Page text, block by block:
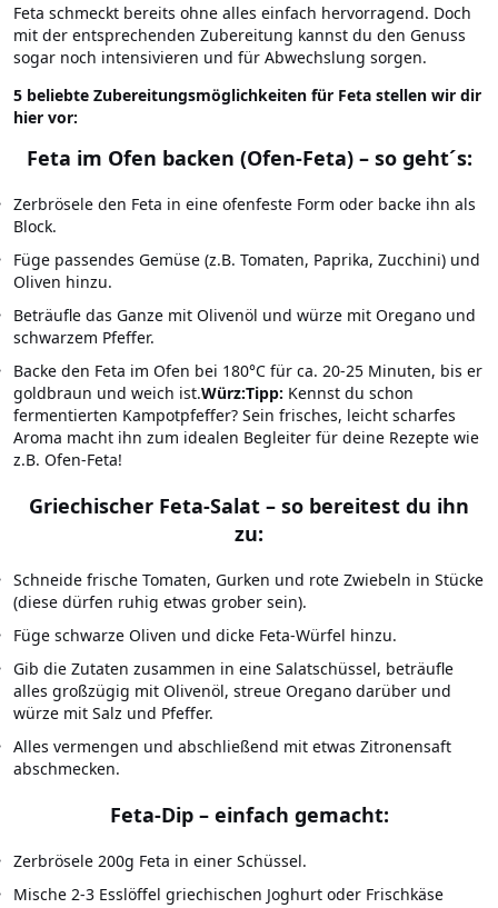
Feta schmeckt bereits ohne alles einfach hervorragend. Doch
mit der entsprechenden Zubereitung kannst du den Genuss
sogar noch intensivieren und für Abwechslung sorgen.
5 beliebte Zubereitungsmöglichkeiten für Feta stellen wir dir
hier vor:
Feta im Ofen backen (Ofen-Feta) – so geht´s:
Zerbrösele den Feta in eine ofenfeste Form oder backe ihn als
Block.
Füge passendes Gemüse (z.B. Tomaten, Paprika, Zucchini) und
Oliven hinzu.
Beträufle das Ganze mit Olivenöl und würze mit Oregano und
schwarzem Pfeffer.
Backe den Feta im Ofen bei 180°C für ca. 20-25 Minuten, bis er
goldbraun und weich ist.Würz:Tipp: Kennst du schon
fermentierten Kampotpfeffer? Sein frisches, leicht scharfes
Aroma macht ihn zum idealen Begleiter für deine Rezepte wie
z.B. Ofen-Feta!
Griechischer Feta-Salat – so bereitest du ihn
zu:
Schneide frische Tomaten, Gurken und rote Zwiebeln in Stücke
(diese dürfen ruhig etwas grober sein).
Füge schwarze Oliven und dicke Feta-Würfel hinzu.
Gib die Zutaten zusammen in eine Salatschüssel, beträufle
alles großzügig mit Olivenöl, streue Oregano darüber und
würze mit Salz und Pfeffer.
Alles vermengen und abschließend mit etwas Zitronensaft
abschmecken.
Feta-Dip – einfach gemacht:
Zerbrösele 200g Feta in einer Schüssel.
Mische 2-3 Esslöffel griechischen Joghurt oder Frischkäse